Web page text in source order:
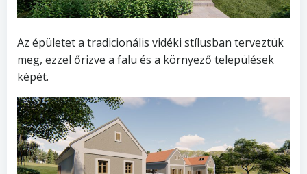
Az épületet a tradicionális vidéki stílusban terveztük
meg, ezzel őrizve a falu és a környező települések
képét.